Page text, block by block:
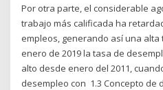
Por otra parte, el considerable
trabajo más calificada ha
empleos, generando así una alta
enero de 2019 la tasa de
alto desde enero del 2011,
desempleo con 1.3 Concepto de